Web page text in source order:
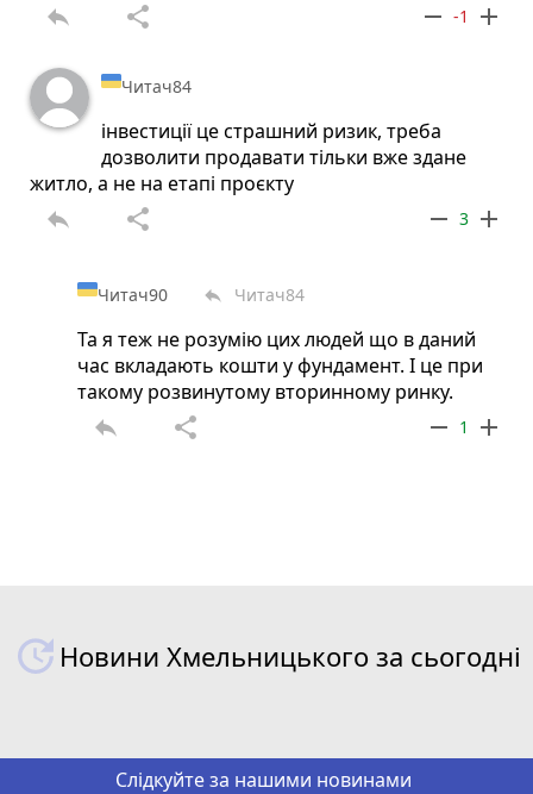
reply share remove -1 add
Читач84
інвестиції це страшний ризик, треба
дозволити продавати тільки вже здане
житло, а не на етапі проєкту
reply share remove 3 add
Читач90 reply Читач84
Та я теж не розумію цих людей що в даний
час вкладають кошти у фундамент. І це при
такому розвинутому вторинному ринку.
reply share remove 1 add
Новини Хмельницького за сьогодні
Слідкуйте за нашими новинами